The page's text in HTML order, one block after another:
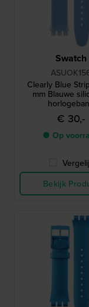
Swatch
Clearly Blue
mm Blauwe
€ 30,-
● Op
Bekijk